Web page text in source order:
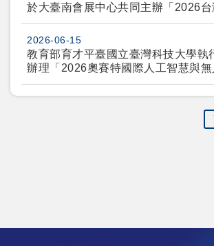
於大臺南會展中心共同主辦「2026
會」(Taiwan International
Science, Technology, and Industry
2026)
2026-06-15
教育部育才平臺國立臺灣科技大學執
辦理「2026奧賽特國際人工智慧與
論壇—展望低空經濟發展：產學銜接